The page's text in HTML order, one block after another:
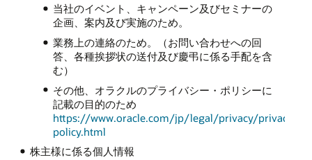
当社のイベント、キャンペーン及びセミナーの
企画、案内及び実施のため。
業務上の連絡のため。（お問い合わせへの回
答、各種挨拶状の送付及び慶弔に係る手配を含
む）
その他、オラクルのプライバシー・ポリシーに
記載の目的のため
https://www.oracle.com/jp/legal/privacy/privacy-
policy.html
株主様に係る個人情報